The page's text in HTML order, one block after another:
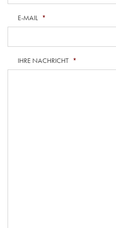
E-MAIL *
IHRE NACHRICHT *